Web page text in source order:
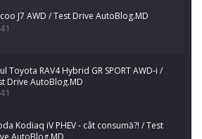
J7 AWD / Test Drive AutoBlog.MD
Toyota RAV4 Hybrid GR SPORT AWD-i /
Drive AutoBlog.MD
Kodiaq iV PHEV - cât consumă?! / Test
AutoBlog.MD